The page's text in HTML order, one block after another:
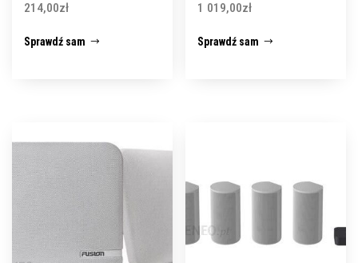
214,00zł
Sprawdź sam
1 019,00zł
Sprawdź sam